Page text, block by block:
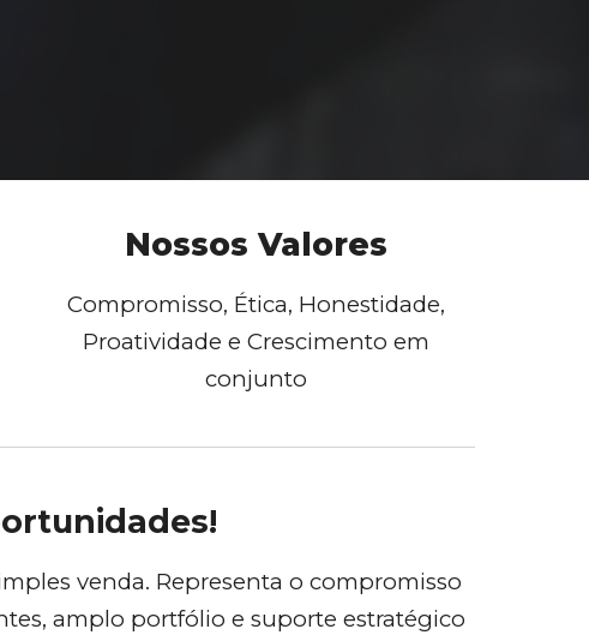
Nossos Valores
Compromisso, Ética, Honestidade,
Proatividade e Crescimento em
conjunto
venda. Representa o compromisso
amplo portfólio e suporte estratégico